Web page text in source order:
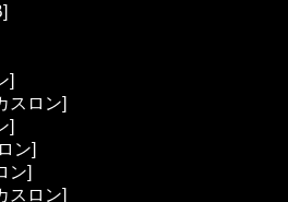
]
スロン]
]
ン]
ン]
スロン]